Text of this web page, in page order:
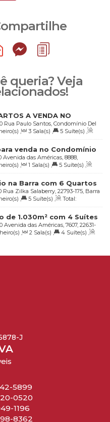
queria? Veja
A VENDA NO
NA BARRA DA TIJUCA
Rua Paulo Santos, Condomínio Del
Rio de Janeiro, Rio de Janeiro,
, 3 Sala(s) , 5 Suíte(s) ,
, Útil: 1200.00m²
venda no Condomínio
Avenida das Américas, 8888,
22793-081, Barra da Tijuca,
Brasil
, 1 Sala(s) , 5 Suíte(s) ,
, Útil: 800.00m²
na Barra com 6 Quartos
e Mobiliada
Rua Zilka Salaberry, 22793-175, Barra
de Janeiro, Brasil
, 5 Suíte(s) ,
Total:
680.00m² , Terreno: 800.00m²
de 1.030m² com 4 Suítes
de Janeiro.
Avenida das Américas, 7607, 22631-
Rio de Janeiro, Brasil
, 2 Sala(s) , 4 Suíte(s) ,
J
5899
0520
1196
8362